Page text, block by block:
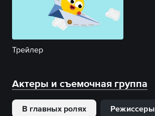
Трейлер
Актеры и съемочная группа
В главных ролях Режиссеры